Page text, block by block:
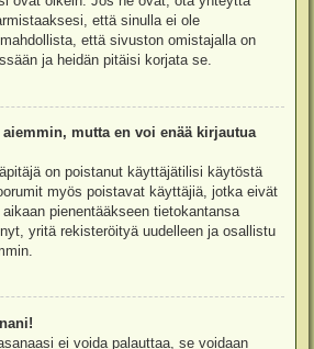
että sinulla ei ole
että sivuston omistajalla on
ja heidän pitäisi korjata se.
mutta en voi enää kirjautua
on poistanut käyttäjätilisi käytöstä
myös poistavat käyttäjiä, jotka eivät
pienentääkseen tietokantansa
yritä rekisteröityä uudelleen ja osallistu
ei voida palauttaa, se voidaan